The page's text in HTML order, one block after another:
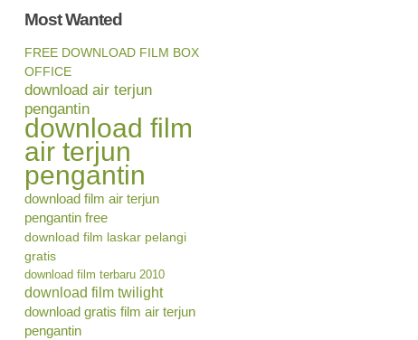
Most Wanted
FREE DOWNLOAD FILM BOX
OFFICE
download air terjun
pengantin
download film
air terjun
pengantin
download film air terjun
pengantin free
download film laskar pelangi
gratis
download film terbaru 2010
download film twilight
download gratis film air terjun
pengantin